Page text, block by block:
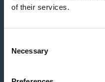
of their services.
Selection
Necessary